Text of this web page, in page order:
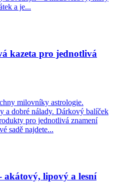
a je...
kazeta pro jednotlivá
milovníky astrologie.
a dobré nálady. Dárkový balíček
pro jednotlivá znamení
sadě najdete...
akátový, lipový a lesní